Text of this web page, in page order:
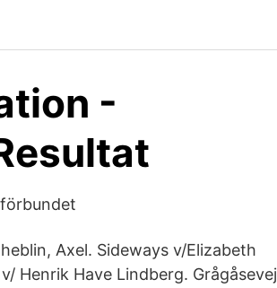
-
Axel. Sideways v/Elizabeth
Henrik Have Lindberg. Grågåsevej